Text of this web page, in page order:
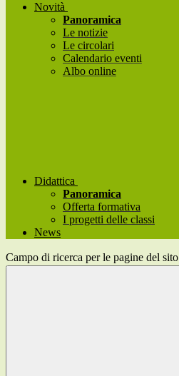
Novità
Panoramica
Le notizie
Le circolari
Calendario eventi
Albo online
Didattica
Panoramica
Offerta formativa
I progetti delle classi
News
Campo di ricerca per le pagine del sito